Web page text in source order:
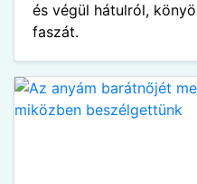
és végül hátulról,
faszát.